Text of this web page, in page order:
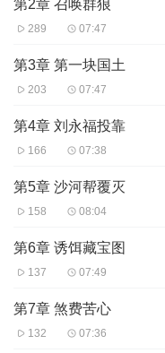
第2章 召唤群狼
289 07:47
第3章 第一块国土
203 07:47
第4章 刘永福投靠
166 07:38
第5章 沙河帮覆灭
158 08:04
第6章 诱饵藏宝图
137 07:49
第7章 煞费苦心
132 07:36